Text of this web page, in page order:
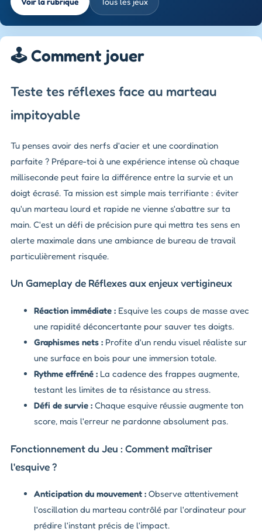
🕹️ Comment jouer
Teste tes réflexes face au marteau
impitoyable
Tu penses avoir des nerfs d'acier et une coordination
parfaite ? Prépare-toi à une expérience intense où chaque
milliseconde peut faire la différence entre la survie et un
doigt écrasé. Ta mission est simple mais terrifiante : éviter
qu'un marteau lourd et rapide ne vienne s'abattre sur ta
main. C'est un défi de précision pure qui mettra tes sens en
alerte maximale dans une ambiance de bureau de travail
particulièrement risquée.
Un Gameplay de Réflexes aux enjeux vertigineux
Réaction immédiate : Esquive les coups de masse avec
une rapidité déconcertante pour sauver tes doigts.
Graphismes nets : Profite d'un rendu visuel réaliste sur
une surface en bois pour une immersion totale.
Rythme effréné : La cadence des frappes augmente,
testant les limites de ta résistance au stress.
Défi de survie : Chaque esquive réussie augmente ton
score, mais l'erreur ne pardonne absolument pas.
Fonctionnement du Jeu : Comment maîtriser
l'esquive ?
Anticipation du mouvement : Observe attentivement
l'oscillation du marteau contrôlé par l'ordinateur pour
prédire l'instant précis de l'impact.